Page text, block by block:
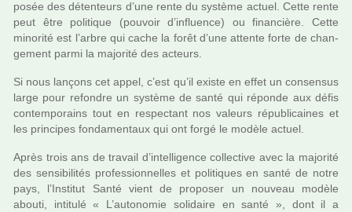
po­sée des déten­teurs d’une rente du sys­tème actuel. Cette rente
peut être poli­ti­que (pou­voir d’influence) ou finan­cière. Cette
mino­rité est l’arbre qui cache la forêt d’une attente forte de chan­
ge­ment parmi la majo­rité des acteurs.
Si nous lan­çons cet appel, c’est qu’il existe en effet un consen­sus
large pour refon­dre un sys­tème de santé qui réponde aux défis
contem­po­rains tout en res­pec­tant nos valeurs répu­bli­cai­nes et
les prin­ci­pes fon­da­men­taux qui ont forgé le modèle actuel.
Après trois ans de tra­vail d’intel­li­gence col­lec­tive avec la majo­rité
des sen­si­bi­li­tés pro­fes­sion­nel­les et poli­ti­ques en santé de notre
pays, l’Institut Santé vient de pro­po­ser un nou­veau modèle
abouti, inti­tulé « L’auto­no­mie soli­daire en santé », dont il a